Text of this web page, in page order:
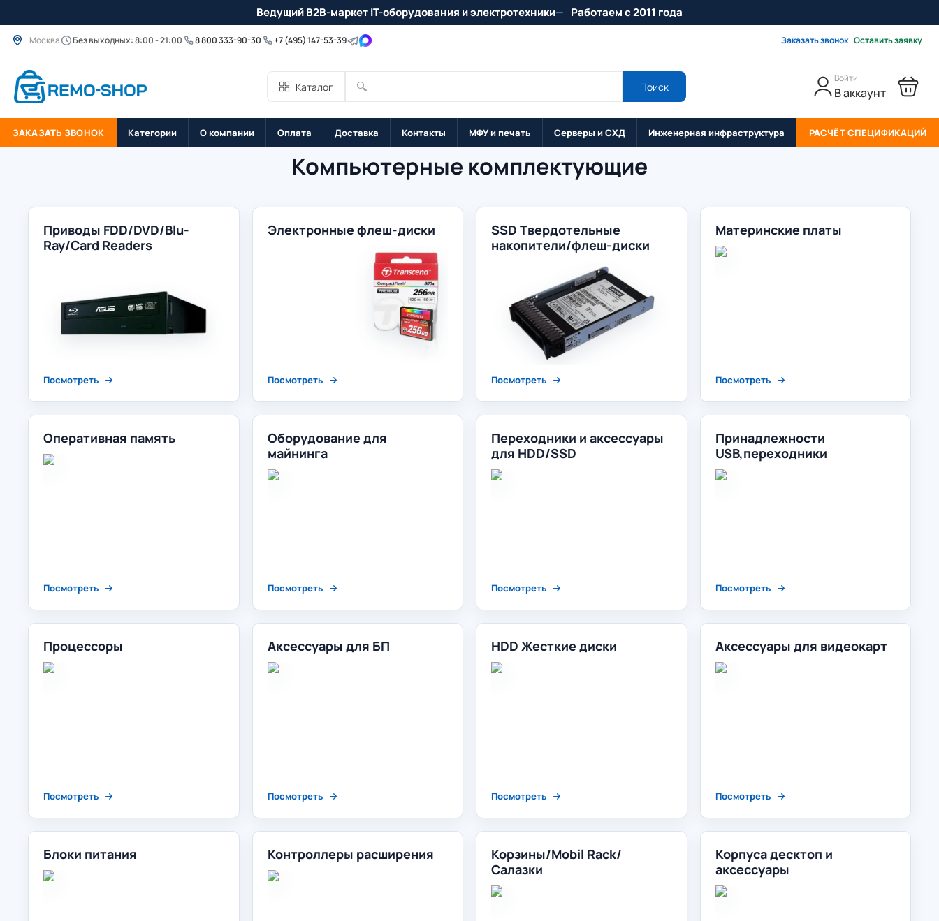
Ведущий B2B-маркет IT-оборудования и электротехники Работаем с 2011 года
Москва Без выходных: 8:00 - 21:00 8 800 333-90-30 +7 (495) 147-53-39 Заказать звонок Оставить заявку
Каталог 🔍 Поиск
Войти
В аккаунт
ЗАКАЗАТЬ ЗВОНОК Категории О компании Оплата Доставка Контакты МФУ и печать Серверы и СХД Инженерная инфраструктура РАСЧЁТ СПЕЦИФИКАЦИЙ
Компьютерные комплектующие
Приводы FDD/DVD/Blu-
Ray/Card Readers
Посмотреть
Электронные флеш-диски
Посмотреть
SSD Твердотельные
накопители/флеш-диски
Посмотреть
Материнские платы
Посмотреть
Оперативная память
Посмотреть
Оборудование для
майнинга
Посмотреть
Переходники и аксессуары
для HDD/SSD
Посмотреть
Принадлежности
USB,переходники
Посмотреть
Процессоры
Посмотреть
Аксессуары для БП
Посмотреть
HDD Жесткие диски
Посмотреть
Аксессуары для видеокарт
Посмотреть
Блоки питания Контроллеры расширения
Корзины/Mobil Rack/
Салазки
Корпуса десктоп и
аксессуары